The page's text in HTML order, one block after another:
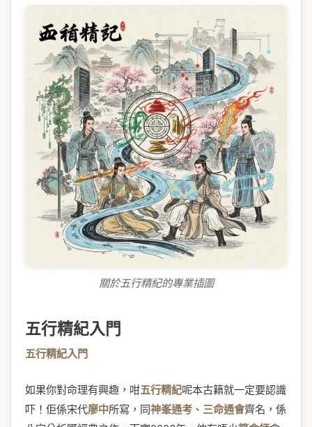
關於五行精紀的專業插圖
五行精紀入門
五行精紀入門
如果你對命理有興趣，咁五行精紀呢本古籍就一定要認識
吓！佢係宋代廖中所寫，同神峯通考 、 三命通會齊名，係